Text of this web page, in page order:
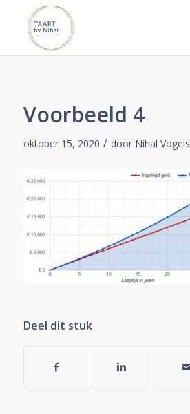
Voorbeeld 4
oktober 15, 2020 / door Nihal Vogels
Deel dit stuk